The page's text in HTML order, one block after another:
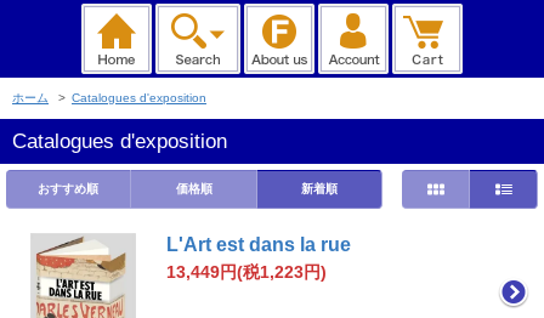
ホーム > Catalogues d'exposition
Catalogues d'exposition
おすすめ順 価格順 新着順
L'Art est dans la rue
13,449円(税1,223円)